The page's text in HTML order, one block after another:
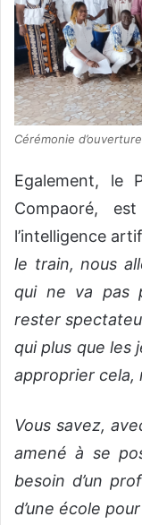
Cérémonie
Egalement, le
Compaoré,
l’intelligence
le train, nous
qui ne va pas
rester
qui plus que les
approprier cela,
Vous savez,
amené à se
besoin d’un
d’une école